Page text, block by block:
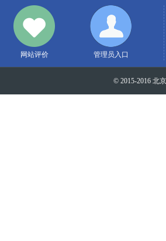
网站评价 管理员入口
© 2015-2016